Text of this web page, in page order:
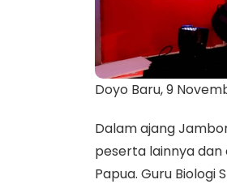
Doyo Baru, 9
Dalam ajang
peserta lainnya dan
Papua. Guru Biologi